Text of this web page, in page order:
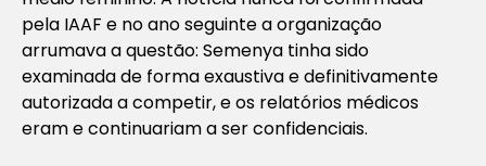
pela IAAF e no ano seguinte a organização
arrumava a questão: Semenya tinha sido
examinada de forma exaustiva e definitivamente
autorizada a competir, e os relatórios médicos
eram e continuariam a ser confidenciais.